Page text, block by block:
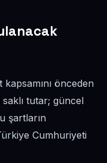
önceden
saklı tutar; güncel
şartların
Cumhuriyeti